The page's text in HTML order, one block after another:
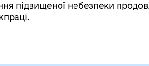
підвищеної небезпеки